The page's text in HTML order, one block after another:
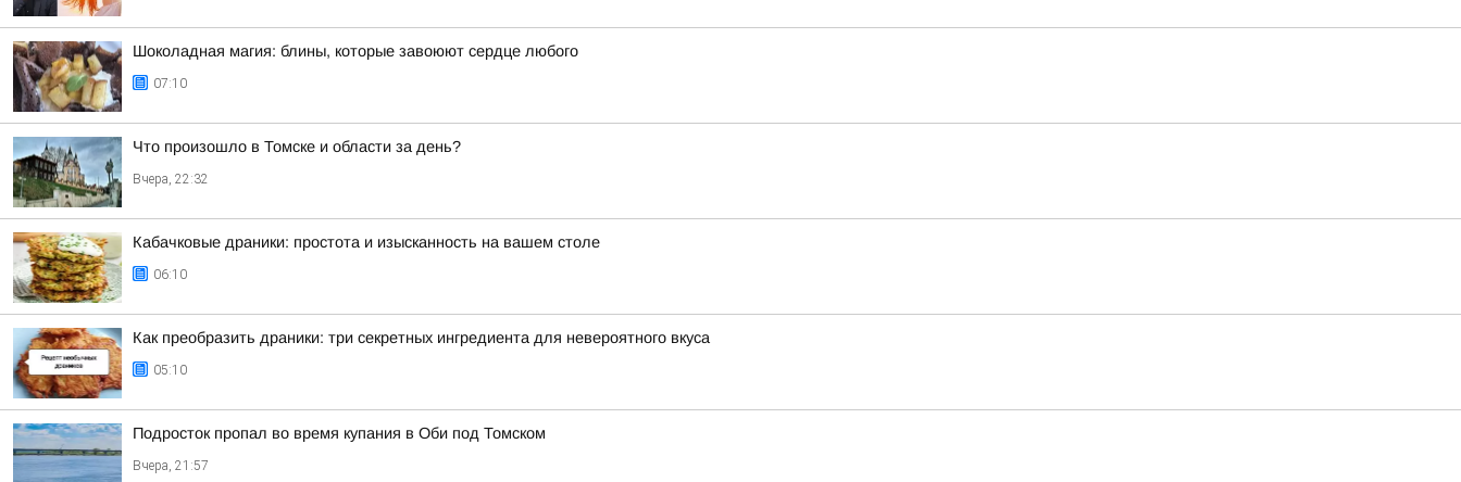
Шоколадная магия: блины, которые завоюют сердце любого
07:10
Что произошло в Томске и области за день?
Вчера, 22:32
Кабачковые драники: простота и изысканность на вашем столе
06:10
Как преобразить драники: три секретных ингредиента для невероятного вкуса
05:10
Подросток пропал во время купания в Оби под Томском
Вчера, 21:57